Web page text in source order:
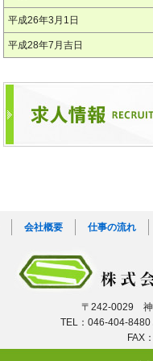
平成26年3月1日
平成28年7月吉日
会社概要 仕事の流れ
〒242-0029 神
TEL：046-404-8480
FAX